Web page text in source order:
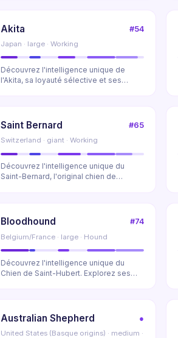
Akita #54
Japan · large · Working
Découvrez l'intelligence unique de
l'Akita, sa loyauté sélective et ses
Saint Bernard #65
Switzerland · giant · Working
Découvrez l'intelligence unique du
Saint-Bernard, l'original chien de
Bloodhound #74
Belgium/France · large · Hound
Découvrez l'intelligence unique du
Chien de Saint-Hubert. Explorez ses
Australian Shepherd ●
United States (Basque origins) · medium ·